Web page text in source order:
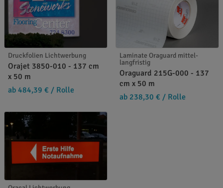
Druckfolien Lichtwerbung
Orajet 3850-010 - 137 cm
x 50 m
ab 484,39 € / Rolle
Laminate Oraguard mittel-
langfristig
Oraguard 215G-000 - 137
cm x 50 m
ab 238,30 € / Rolle